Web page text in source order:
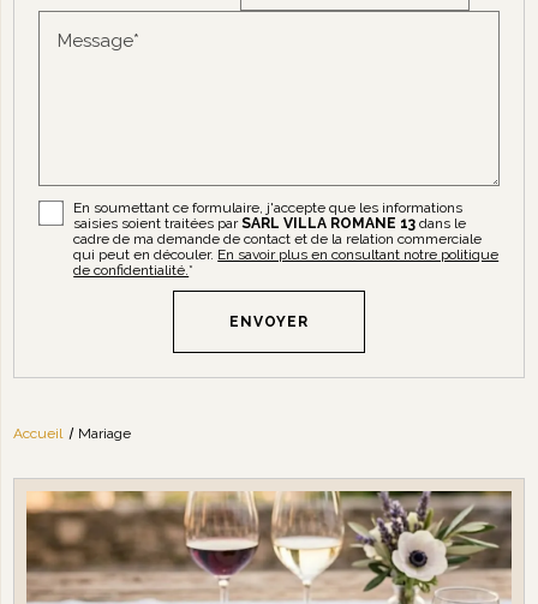
Message*
En soumettant ce formulaire, j'accepte que les informations
saisies soient traitées parSARL VILLA ROMANE 13 dans le
cadre de ma demande de contact et de la relation commerciale
qui peut en découler. En savoir plus en consultant notre politique
de confidentialité.*
Accueil Mariage